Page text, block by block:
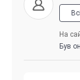
На
Був